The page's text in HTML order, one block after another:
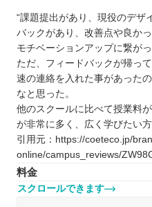
“課題提出があり、現役のデザ
バックがあり、改善点や良か
モチベーションアップに繋がっ
ただ、フィードバックが帰っ
速の連絡を入れた事があった
なと思った。
他のスクールに比べて授業料
が非常に多く、広く学びたい
引用元：https://coeteco.jp/
online/campus_reviews/
料金
スクロールできます